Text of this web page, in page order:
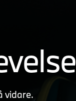
vidare.